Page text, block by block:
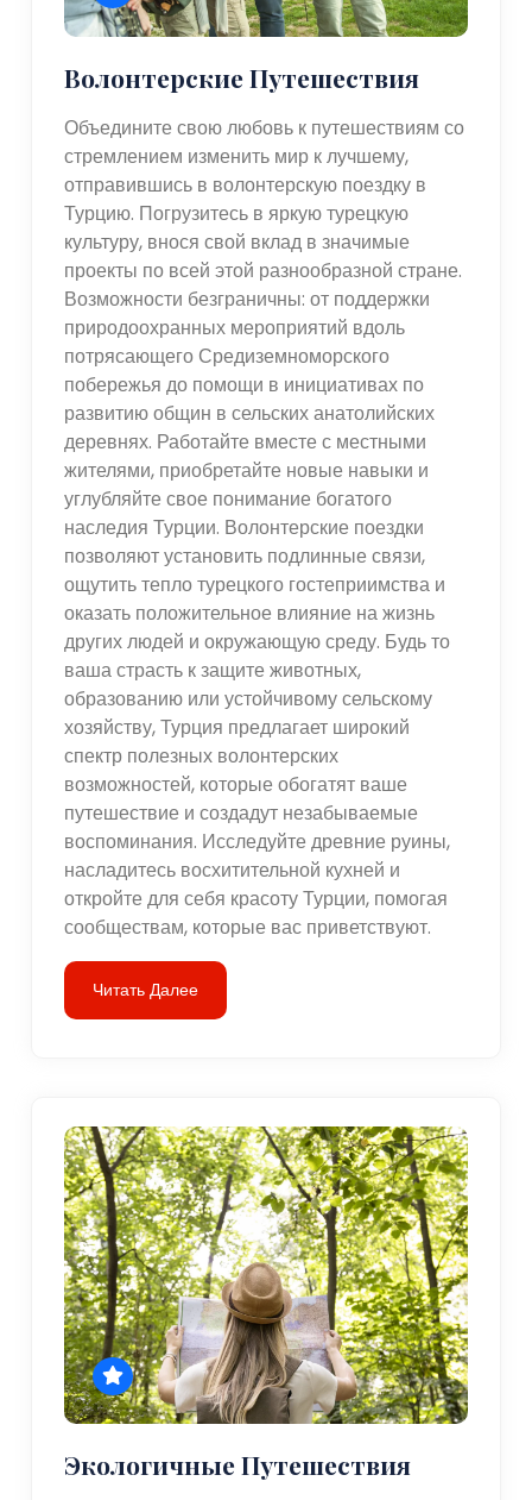
Волонтерские Путешествия
Объедините свою любовь к путешествиям со
стремлением изменить мир к лучшему,
отправившись в волонтерскую поездку в
Турцию. Погрузитесь в яркую турецкую
культуру, внося свой вклад в значимые
проекты по всей этой разнообразной стране.
Возможности безграничны: от поддержки
природоохранных мероприятий вдоль
потрясающего Средиземноморского
побережья до помощи в инициативах по
развитию общин в сельских анатолийских
деревнях. Работайте вместе с местными
жителями, приобретайте новые навыки и
углубляйте свое понимание богатого
наследия Турции. Волонтерские поездки
позволяют установить подлинные связи,
ощутить тепло турецкого гостеприимства и
оказать положительное влияние на жизнь
других людей и окружающую среду. Будь то
ваша страсть к защите животных,
образованию или устойчивому сельскому
хозяйству, Турция предлагает широкий
спектр полезных волонтерских
возможностей, которые обогатят ваше
путешествие и создадут незабываемые
воспоминания. Исследуйте древние руины,
насладитесь восхитительной кухней и
откройте для себя красоту Турции, помогая
сообществам, которые вас приветствуют.
Читать Далее
Экологичные Путешествия